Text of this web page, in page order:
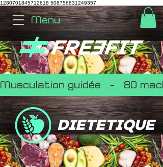
1280701845712618 508756831249357
Menu
Musculation guidée   -   80
DIETETIQUE